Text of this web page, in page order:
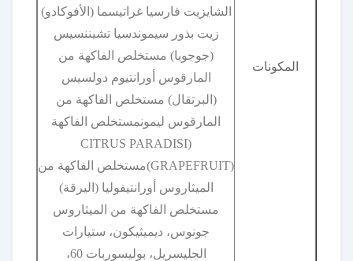
المكونات
الشايزيت فارسيا غراتيسما (الأفوكادو)
زيت بذور سيموندسيا تشيننسيس
(جوجوبا) مستخلص الفاكهة من
المارقوس أورانتيوم دولسيس
(البرتقال) مستخلص الفاكهة من
المارقوس ليمونمستخلص الفاكهة
(CITRUS PARADISI
(GRAPEFRUIT)مستخلص الفاكهة من
الميثاروس أورانتيفوليا (اليرقة)
مستخلص الفاكهة من الميثاروس
جونوس، ديميثيكون، ستيارات
الجليسريل، بوليسوربات 60،